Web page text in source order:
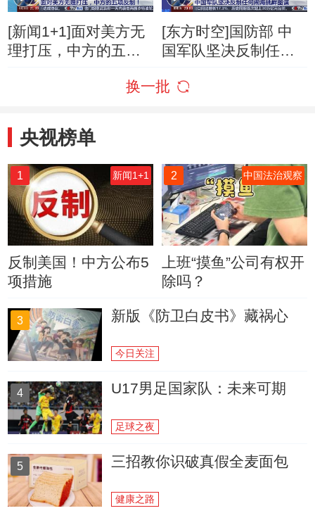
[新闻1+1]面对美方无
理打压，中方的五项
[东方时空]国防部 中
国军队坚决反制任何
换一批
央视榜单
1 新闻1+1
反制美国！中方公布5
项措施
2 中国法治观察
上班“摸鱼”公司有权开
除吗？
3 新版《防卫白皮书》藏祸心
今日关注
4 U17男足国家队：未来可期
足球之夜
5 三招教你识破真假全麦面包
健康之路